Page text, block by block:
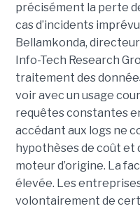
précisément la perte
cas d’incidents
Bellamkonda,
Info-Tech Research
traitement des
voir avec un usage
requêtes constantes
accédant aux logs ne
hypothèses de coût
moteur d’origine. La
élevée. Les
volontairement de